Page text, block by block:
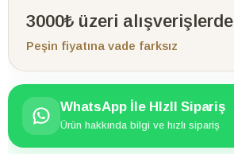
3000₺ üzeri alışverişlerde
Peşin fiyatına vade farksız
WhatsApp İle HIzlI Sipariş
Ürün hakkında bilgi ve hızlı sipariş